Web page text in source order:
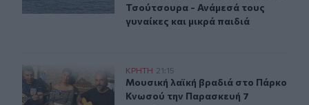
Τσούτσουρα - Ανάμεσά τους
γυναίκες και μικρά παιδιά
Μουσική λαϊκή βραδιά στο Πάρκο Κνωσού την
ΚΡΗΤΗ 21:15
Μουσική λαϊκή βραδιά στο
Μουσική λαϊκή βραδιά στο Πάρκο
Κνωσού την Παρασκευή 7